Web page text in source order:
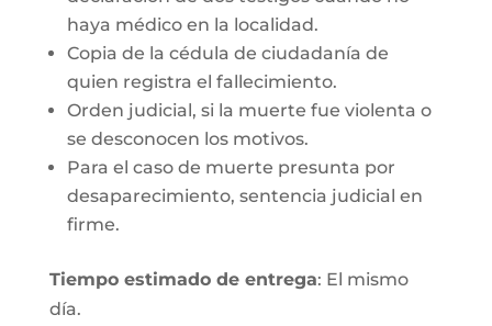
haya médico en la localidad.
Copia de la cédula de ciudadanía de
quien registra el fallecimiento.
Orden judicial, si la muerte fue violenta o
se desconocen los motivos.
Para el caso de muerte presunta por
desaparecimiento, sentencia judicial en
firme.
Tiempo estimado de entrega: El mismo
día.